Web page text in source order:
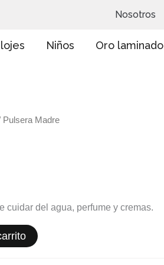
Nosotros
Niños Oro laminado
Madre
cuidar del agua, perfume y cremas.